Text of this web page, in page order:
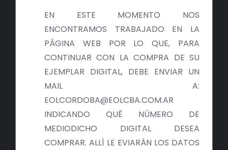
MEDIODICHO
ACTUALIDAD
EN ESTE MOMENTO NOS
ENCONTRAMOS TRABAJADO EN LA
PÁGINA WEB POR LO QUE, PARA
CONTINUAR CON LA COMPRA DE SU
EJEMPLAR DIGITAL, DEBE ENVIAR UN
MAIL A:
EOLCORDOBA@EOLCBA.COM.AR
INDICANDO QUÉ NÚMERO DE
MEDIODICHO DIGITAL DESEA
COMPRAR. ALLÍ LE EVIARÁN LOS DATOS